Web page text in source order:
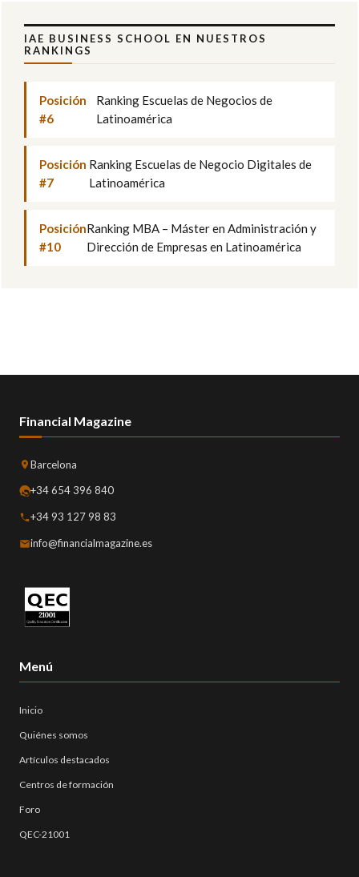
IAE BUSINESS SCHOOL EN NUESTROS
RANKINGS
Posición
#6
Ranking Escuelas de Negocios de
Latinoamérica
Posición
#7
Ranking Escuelas de Negocio Digitales de
Latinoamérica
Posición
#10
Ranking MBA – Máster en Administración y
Dirección de Empresas en Latinoamérica
Financial Magazine
Barcelona
+34 654 396 840
+34 93 127 98 83
info@financialmagazine.es
Menú
Inicio
Quiénes somos
Artículos destacados
Centros de formación
Foro
QEC-21001